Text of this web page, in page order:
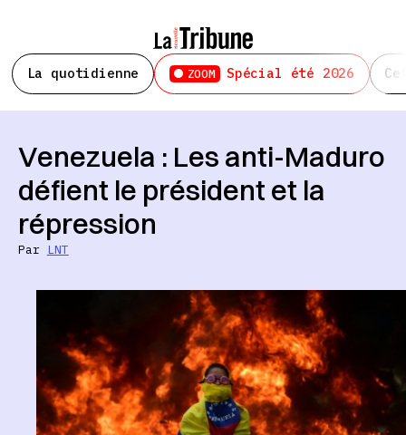
La quotidienne ZOOM Spécial été 2026
Venezuela : Les anti-Maduro
défient le président et la
répression
Par LNT